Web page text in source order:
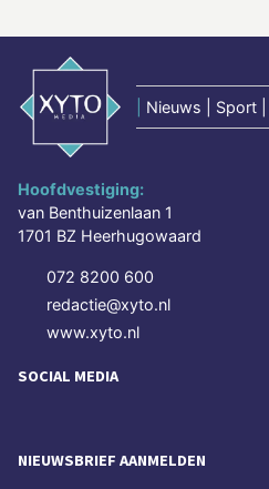
Nieuws | Sport
Hoofdvestiging:
van Benthuizenlaan 1
1701 BZ Heerhugowaard
072 8200 600
redactie@xyto.nl
www.xyto.nl
SOCIAL MEDIA
NIEUWSBRIEF AANMELDEN